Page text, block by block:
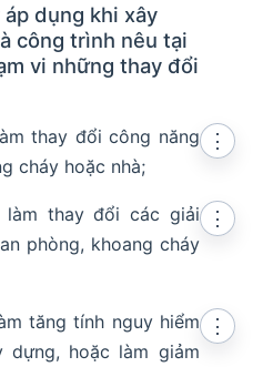
áp dụng khi xây
công trình nêu tại
vi những thay đổi
thay đổi công năng
cháy hoặc nhà;
⋮
thay đổi các giải
phòng, khoang cháy
⋮
tăng tính nguy hiểm
hoặc làm giảm
⋮